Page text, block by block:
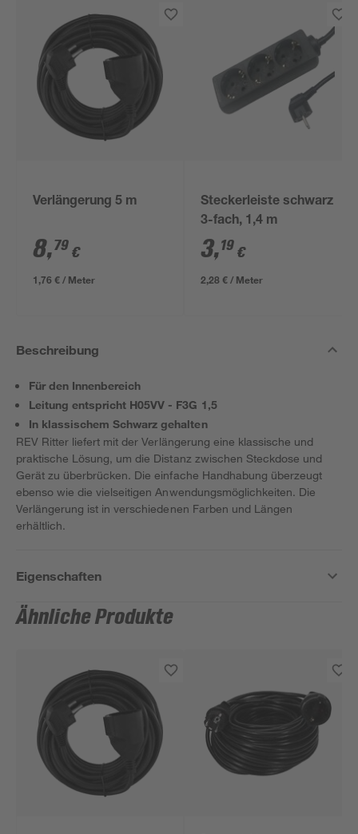
Verlängerung 5 m
8,79 €
1,76 € / Meter
Steckerleiste schwarz
3-fach, 1,4 m
3,19 €
2,28 € / Meter
Beschreibung
Für den Innenbereich
Leitung entspricht H05VV - F3G 1,5
In klassischem Schwarz gehalten
REV Ritter liefert mit der Verlängerung eine klassische und
praktische Lösung, um die Distanz zwischen Steckdose und
Gerät zu überbrücken. Die einfache Handhabung überzeugt
ebenso wie die vielseitigen Anwendungsmöglichkeiten. Die
Verlängerung ist in verschiedenen Farben und Längen
erhältlich.
Eigenschaften
Ähnliche Produkte